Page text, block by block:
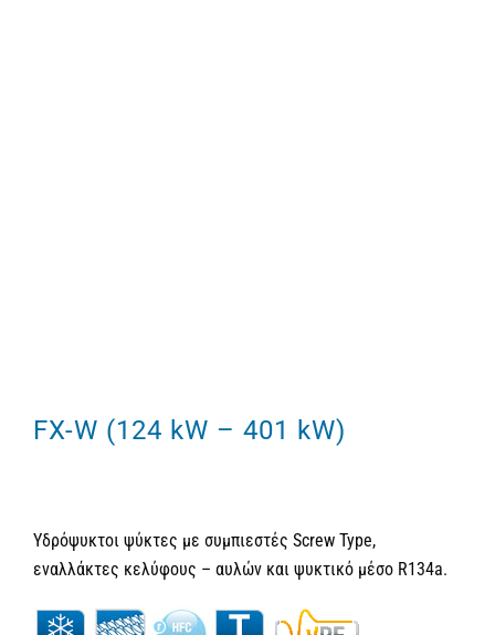
FX-W (124 kW – 401 kW)
Υδρόψυκτοι ψύκτες με συμπιεστές Screw Type,
εναλλάκτες κελύφους – αυλών και ψυκτικό μέσο R134a.